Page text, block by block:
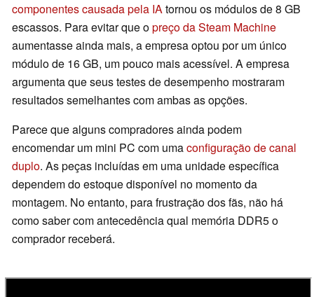
componentes causada pela IAtornou os módulos de 8 GB
escassos. Para evitar que opreço da Steam Machine
aumentasse ainda mais, a empresa optou por um único
módulo de 16 GB, um pouco mais acessível. A empresa
argumenta que seus testes de desempenho mostraram
resultados semelhantes com ambas as opções.
Parece que alguns compradores ainda podem
encomendar um mini PC com umaconfiguração de canal
duplo. As peças incluídas em uma unidade específica
dependem do estoque disponível no momento da
montagem. No entanto, para frustração dos fãs, não há
como saber com antecedência qual memória DDR5 o
comprador receberá.